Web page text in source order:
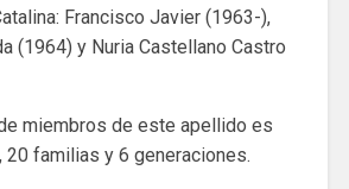
Francisco Javier (1963-),
(1964) y Nuria Castellano Castro
miembros de este apellido es
20 familias y 6 generaciones.